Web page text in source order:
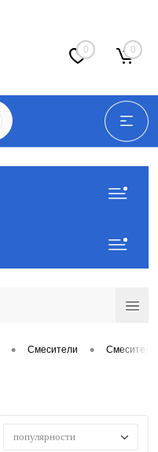
0 0
• Смесители •
популярности